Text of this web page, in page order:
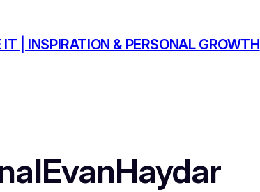
| INSPIRATION & PERSONAL GROWTH